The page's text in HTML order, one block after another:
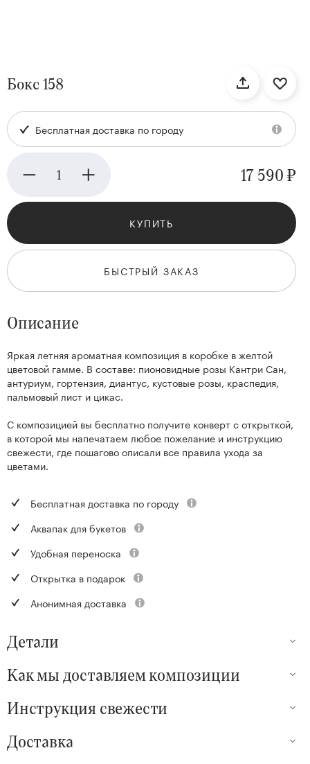
Kenzan
Collection
Бокс 158
Бесплатная доставка по городу
17 590 ₽
КУПИТЬ
БЫСТРЫЙ ЗАКАЗ
Описание
Яркая летняя ароматная композиция в коробке в желтой
цветовой гамме. В составе: пионовидные розы Кантри Сан,
антуриум, гортензия, диантус, кустовые розы, краспедия,
пальмовый лист и цикас.
С композицией вы бесплатно получите конверт с открыткой,
в которой мы напечатаем любое пожелание и инструкцию
свежести, где пошагово описали все правила ухода за
цветами.
Бесплатная доставка по городу
Аквапак для букетов
Удобная переноска
Открытка в подарок
Анонимная доставка
Детали
Как мы доставляем композиции
Инструкция свежести
Доставка